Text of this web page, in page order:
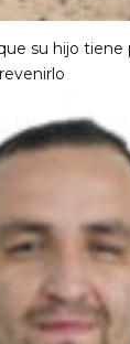
su hijo tiene